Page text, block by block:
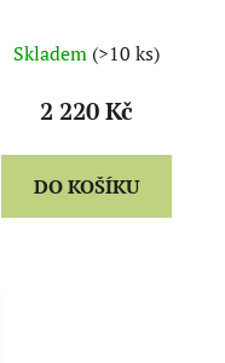
Skladem (>10 ks)
2 220 Kč
DO KOŠÍKU